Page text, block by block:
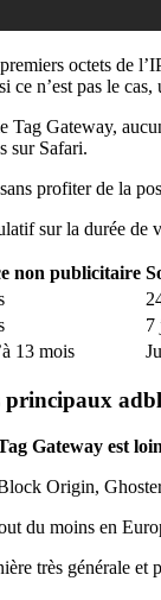
octets de
ce n’est pas le
Tag Gateway,
sur Safari.
profiter de la
sur la durée
non publicitaire
7
13 mois
principaux
Gateway est
Origin,
du moins en
très générale